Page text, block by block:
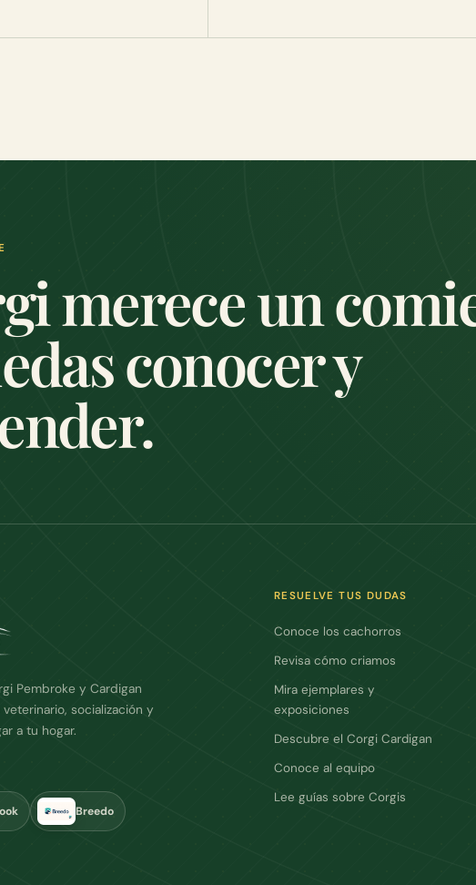
merece un
conocer y
Pembroke y Cardigan
socialización y
a tu hogar.
Breedo
RESUELVE TUS DUDAS
Conoce los cachorros
Revisa cómo criamos
Mira ejemplares y
exposiciones
Descubre el Corgi Cardigan
Conoce al equipo
Lee guías sobre Corgis